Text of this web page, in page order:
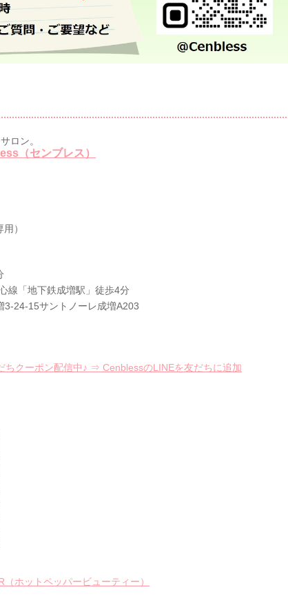
ロン。
（センブレス）
）
線「地下鉄成増駅」徒歩4分
3-24-15サントノーレ成増A203
ちクーポン配信中♪ ⇒ CenblessのLINEを友だちに追加
ホットペッパービューティー）